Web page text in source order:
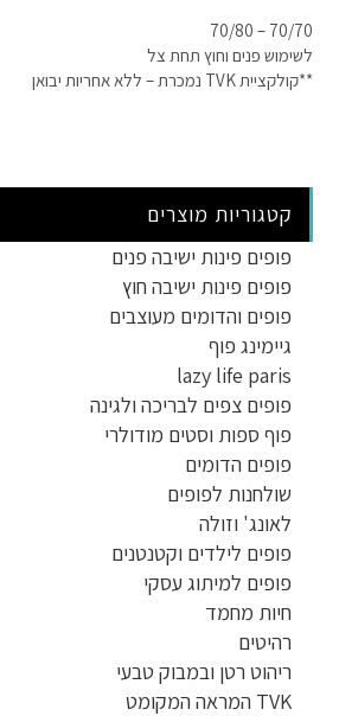
70/70 – 70/80
לשימוש פנים וחוץ תחת צל
**קולקציית TVK נמכרת – ללא אחריות יבואן
קטגוריות מוצרים
פופים פינות ישיבה פנים
פופים פינות ישיבה חוץ
פופים והדומים מעוצבים
גיימינג פוף
lazy life paris
פופים צפים לבריכה ולגינה
פוף ספות וסטים מודולרי
פופים הדומים
שולחנות לפופים
לאונג' וזולה
פופים לילדים וקטנטנים
פופים למיתוג עסקי
חיות מחמד
רהיטים
ריהוט רטן ובמבוק טבעי
TVK המראה המקומט